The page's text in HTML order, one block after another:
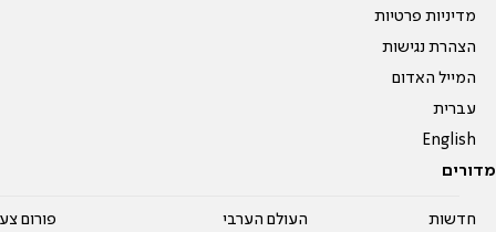
מדיניות פרטיות
הצהרת נגישות
המייל האדום
עברית
English
מדורים
חדשות העולם הערבי פורום